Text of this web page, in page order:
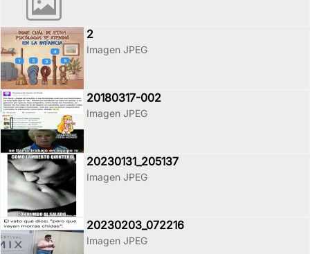
2
Imagen JPEG
20180317-002
Imagen JPEG
20230131_205137
Imagen JPEG
20230203_072216
Imagen JPEG